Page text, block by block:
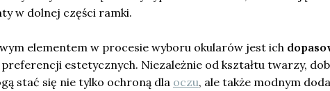
w dolnej części ramki.
elementem w procesie wyboru okularów jest ich
estetycznych. Niezależnie od kształtu twarzy,
stać się nie tylko ochroną dla oczu, ale także modnym